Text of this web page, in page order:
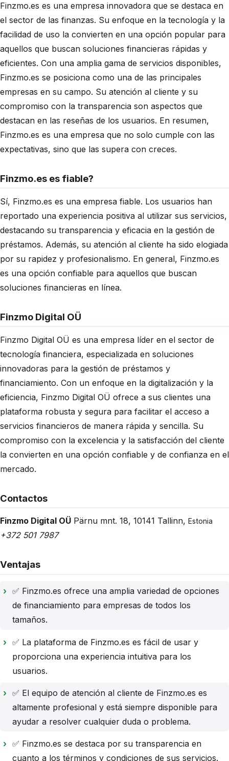
Finzmo.es es una empresa innovadora que se destaca en
el sector de las finanzas. Su enfoque en la tecnología y la
facilidad de uso la convierten en una opción popular para
aquellos que buscan soluciones financieras rápidas y
eficientes. Con una amplia gama de servicios disponibles,
Finzmo.es se posiciona como una de las principales
empresas en su campo. Su atención al cliente y su
compromiso con la transparencia son aspectos que
destacan en las reseñas de los usuarios. En resumen,
Finzmo.es es una empresa que no solo cumple con las
expectativas, sino que las supera con creces.
Finzmo.es es fiable?
Sí, Finzmo.es es una empresa fiable. Los usuarios han
reportado una experiencia positiva al utilizar sus servicios,
destacando su transparencia y eficacia en la gestión de
préstamos. Además, su atención al cliente ha sido elogiada
por su rapidez y profesionalismo. En general, Finzmo.es
es una opción confiable para aquellos que buscan
soluciones financieras en línea.
Finzmo Digital OÜ
Finzmo Digital OÜ es una empresa líder en el sector de
tecnología financiera, especializada en soluciones
innovadoras para la gestión de préstamos y
financiamiento. Con un enfoque en la digitalización y la
eficiencia, Finzmo Digital OÜ ofrece a sus clientes una
plataforma robusta y segura para facilitar el acceso a
servicios financieros de manera rápida y sencilla. Su
compromiso con la excelencia y la satisfacción del cliente
la convierten en una opción confiable y de confianza en el
mercado.
Contactos
Finzmo Digital OÜ Pärnu mnt. 18, 10141 Tallinn, Estonia
+372 501 7987
Ventajas
✅ Finzmo.es ofrece una amplia variedad de opciones
de financiamiento para empresas de todos los
tamaños.
✅ La plataforma de Finzmo.es es fácil de usar y
proporciona una experiencia intuitiva para los
usuarios.
✅ El equipo de atención al cliente de Finzmo.es es
altamente profesional y está siempre disponible para
ayudar a resolver cualquier duda o problema.
✅ Finzmo.es se destaca por su transparencia en
cuanto a los términos y condiciones de sus servicios.